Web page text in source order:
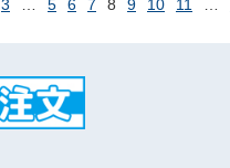
3 … 5 6 7 8 9 10 11 …